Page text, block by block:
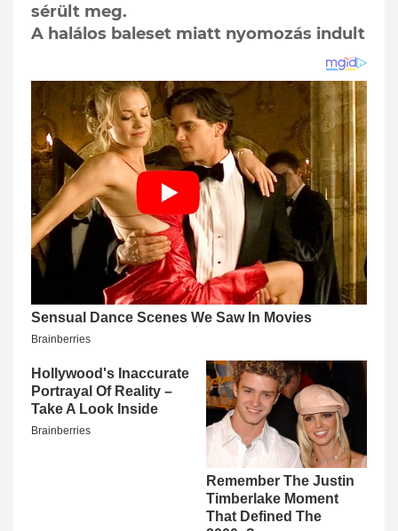
sérült meg.
A halálos baleset miatt nyomozás indult